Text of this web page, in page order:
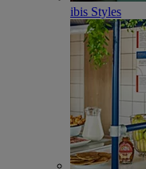
ibis Styles